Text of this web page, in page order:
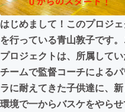
まちづくり・地域
CAMPFIRE for Social
CAMPFIREふるさと
はじめまして！このプロジェ
を行っている青山敦子です
プロジェクトは、所属して
チームで監督コーチによる
ラに耐えてきた子供達に、
環境で一からバスケをやら